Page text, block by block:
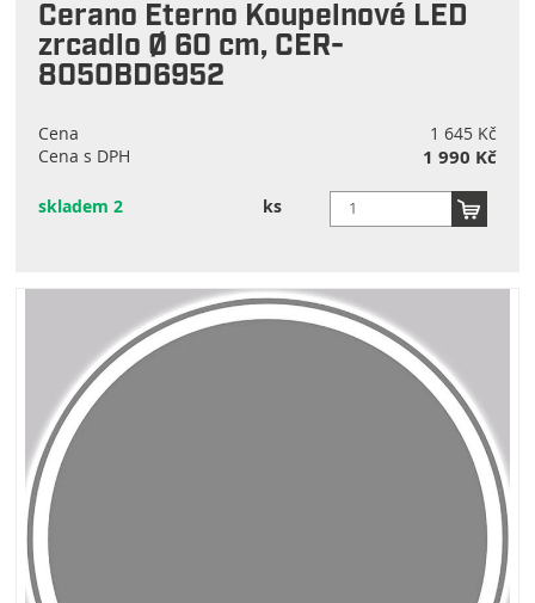
Cerano Eterno Koupelnové LED
zrcadlo Ø 60 cm, CER-
8050BD6952
Cena
1 645 Kč
Cena s DPH
1 990 Kč
skladem 2 ks